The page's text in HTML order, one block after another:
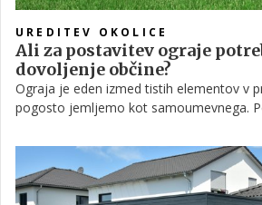
UREDITEV OKOLICE
Ali za postavitev ograje
dovoljenje občine?
Ograja je eden izmed tistih elementov v
pogosto jemljemo kot samoumevnega.
tehničnih zahtev, kot je zaščita pred
bližnje ceste.